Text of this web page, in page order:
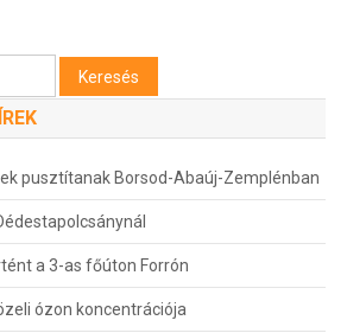
pusztítanak Borsod-Abaúj-Zemplénban
a 3-as főúton Forrón
ózon koncentrációja